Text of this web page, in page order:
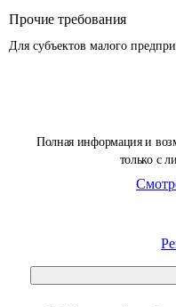
Полная информация и
только с
Прочие требования
Для субъектов малого